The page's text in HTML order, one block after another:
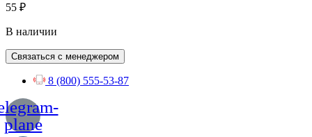
55 ₽
В наличии
Связаться с менеджером
8 (800) 555-53-87
plane